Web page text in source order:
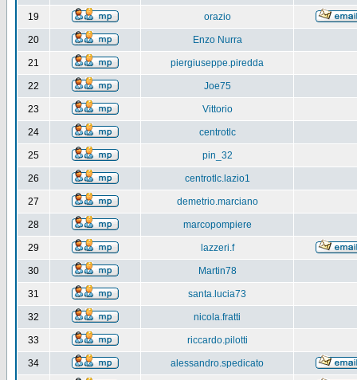
19 orazio
20 Enzo Nurra
21 piergiuseppe.piredda
22 Joe75
23 Vittorio
24 centrotlc
25 pin_32
26 centrotlc.lazio1
27 demetrio.marciano
28 marcopompiere
29 lazzeri.f
30 Martin78
31 santa.lucia73
32 nicola.fratti
33 riccardo.pilotti
34 alessandro.spedicato